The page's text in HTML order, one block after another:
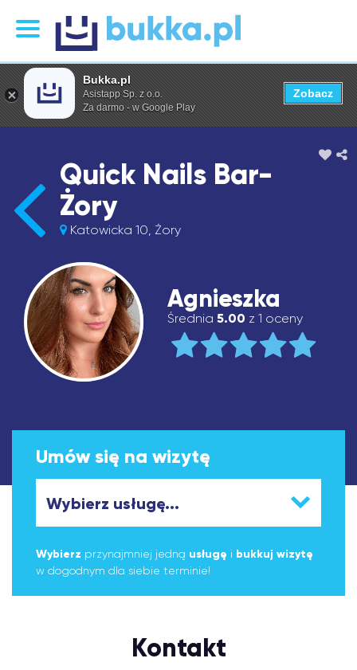
Quick Nails Bar-
Żory
Katowicka 10, Żory
Agnieszka
Średnia 5.00 z 1 oceny
Umów się na wizytę
Wybierz przynajmniej jedną usługę i bukkuj wizytę
w dogodnym dla siebie terminie!
Kontakt
Bukka.pl
Asistapp Sp. z o.o.
Za darmo - w Google Play
Zobacz